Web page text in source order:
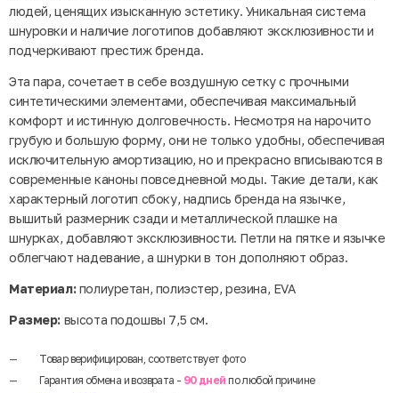
людей, ценящих изысканную эстетику. Уникальная система
шнуровки и наличие логотипов добавляют эксклюзивности и
подчеркивают престиж бренда.
Эта пара, сочетает в себе воздушную сетку с прочными
синтетическими элементами, обеспечивая максимальный
комфорт и истинную долговечность. Несмотря на нарочито
грубую и большую форму, они не только удобны, обеспечивая
исключительную амортизацию, но и прекрасно вписываются в
современные каноны повседневной моды. Такие детали, как
характерный логотип сбоку, надпись бренда на язычке,
вышитый размерник сзади и металлической плашке на
шнурках, добавляют эксклюзивности. Петли на пятке и язычке
облегчают надевание, а шнурки в тон дополняют образ.
Материал:полиуретан, полиэстер, резина, EVA
Размер: высота подошвы 7,5 см.
Товар верифицирован, соответствует фото
Гарантия обмена и возврата - 90 дней по любой причине